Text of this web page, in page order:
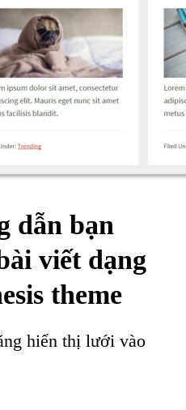
dẫn bạn
viết dạng
theme
hiển thị lưới vào